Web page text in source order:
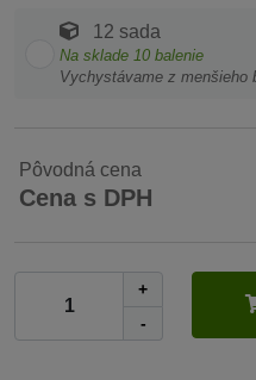
12 sada
Na sklade 10 balenie
Vychystávame z menšieho
Pôvodná cena
Cena s DPH
+
-